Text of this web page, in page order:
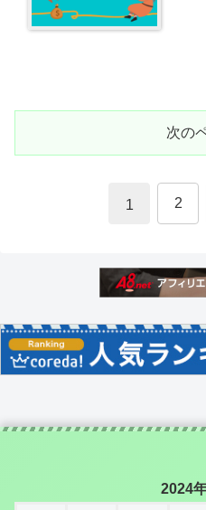
次の
1 2
2024